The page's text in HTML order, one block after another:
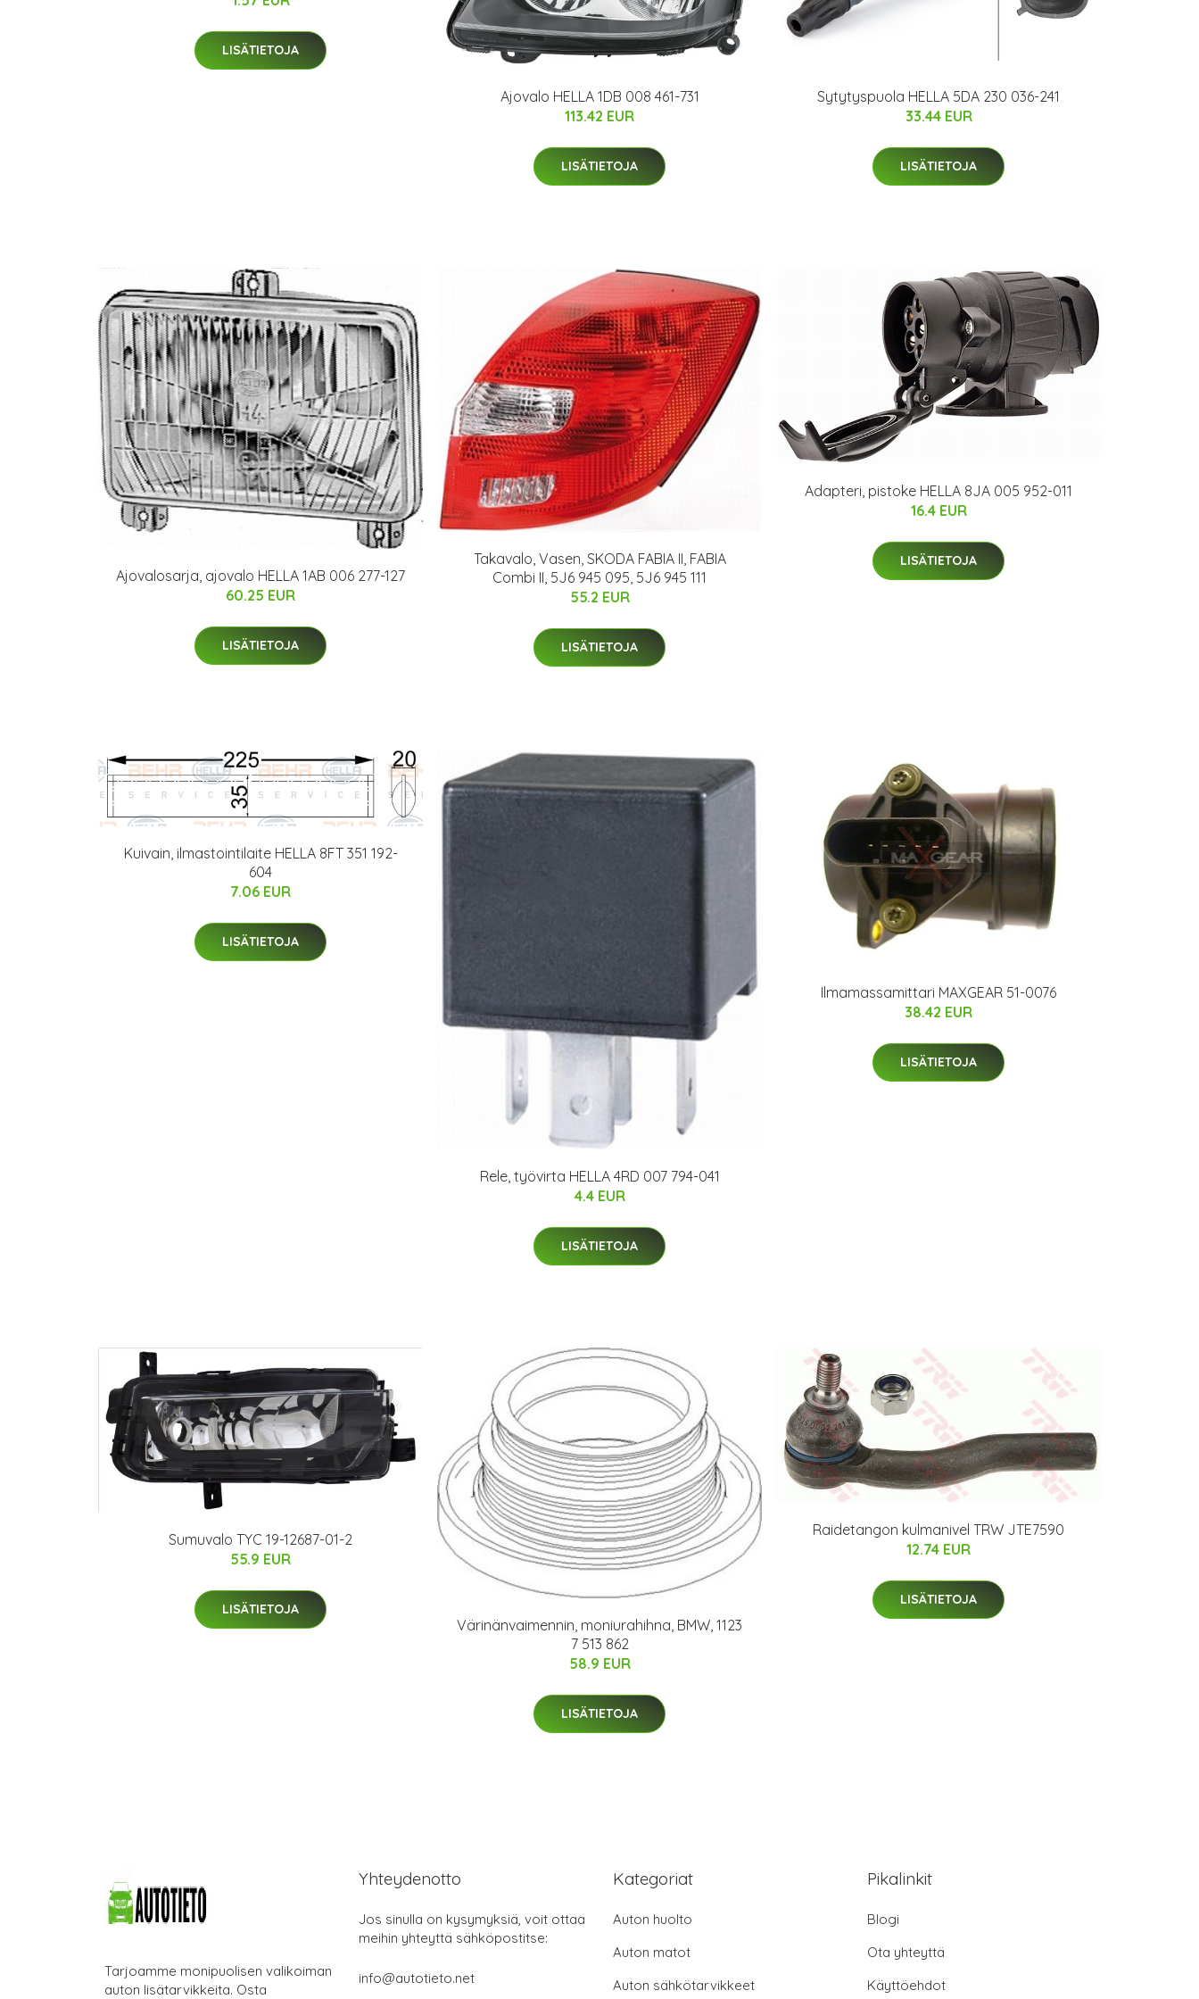
LISÄTIETOJA
Ajovalo HELLA 1DB 008 461-731
113.42 EUR
LISÄTIETOJA
Sytytyspuola HELLA 5DA 230 036-241
33.44 EUR
LISÄTIETOJA
Ajovalosarja, ajovalo HELLA 1AB 006 277-127
60.25 EUR
LISÄTIETOJA
Takavalo, Vasen, SKODA FABIA II, FABIA
Combi II, 5J6 945 095, 5J6 945 111
55.2 EUR
LISÄTIETOJA
Adapteri, pistoke HELLA 8JA 005 952-011
16.4 EUR
LISÄTIETOJA
Kuivain, ilmastointilaite HELLA 8FT 351 192-
604
7.06 EUR
LISÄTIETOJA
Rele, työvirta HELLA 4RD 007 794-041
4.4 EUR
LISÄTIETOJA
Ilmamassamittari MAXGEAR 51-0076
38.42 EUR
LISÄTIETOJA
Sumuvalo TYC 19-12687-01-2
55.9 EUR
LISÄTIETOJA
Värinänvaimennin, moniurahihna, BMW, 1123
7 513 862
58.9 EUR
LISÄTIETOJA
Raidetangon kulmanivel TRW JTE7590
12.74 EUR
LISÄTIETOJA
Tarjoamme monipuolisen valikoiman
auton lisätarvikkeita. Osta
Yhteydenotto
Jos sinulla on kysymyksiä, voit ottaa
meihin yhteyttä sähköpostitse:
info@autotieto.net
Kategoriat
Auton huolto
Auton matot
Auton sähkötarvikkeet
Pikalinkit
Blogi
Ota yhteyttä
Käyttöehdot